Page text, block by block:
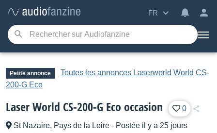
FR
Petite annonce
Toutes les annonces Laserworld World CS-
200-G Eco
Laser World CS-200-G Eco occasion 0
St Nazaire, Pays de la Loire - Postée il y a 25 jours